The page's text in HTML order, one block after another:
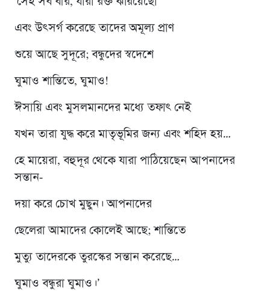
এবং উৎসর্গ করেছে তাদের অমূল্য প্রাণ
শুয়ে আছে সুদূরে; বন্ধুদের স্বদেশে
ঘুমাও শান্তিতে, ঘুমাও!
ঈসায়ি এবং মুসলমানদের মধ্যে তফাৎ নেই
যখন তারা যুদ্ধ করে মাতৃভূমির জন্য এবং শহিদ হয়…
হে মায়েরা, বহুদূর থেকে যারা পাঠিয়েছেন আপনাদের
সন্তান-
দয়া করে চোখ মুছুন। আপনাদের
ছেলেরা আমাদের কোলেই আছে; শান্তিতে
মুত্যু তাদেরকে তুরস্কের সন্তান করেছে…
ঘুমাও বন্ধুরা ঘুমাও।’